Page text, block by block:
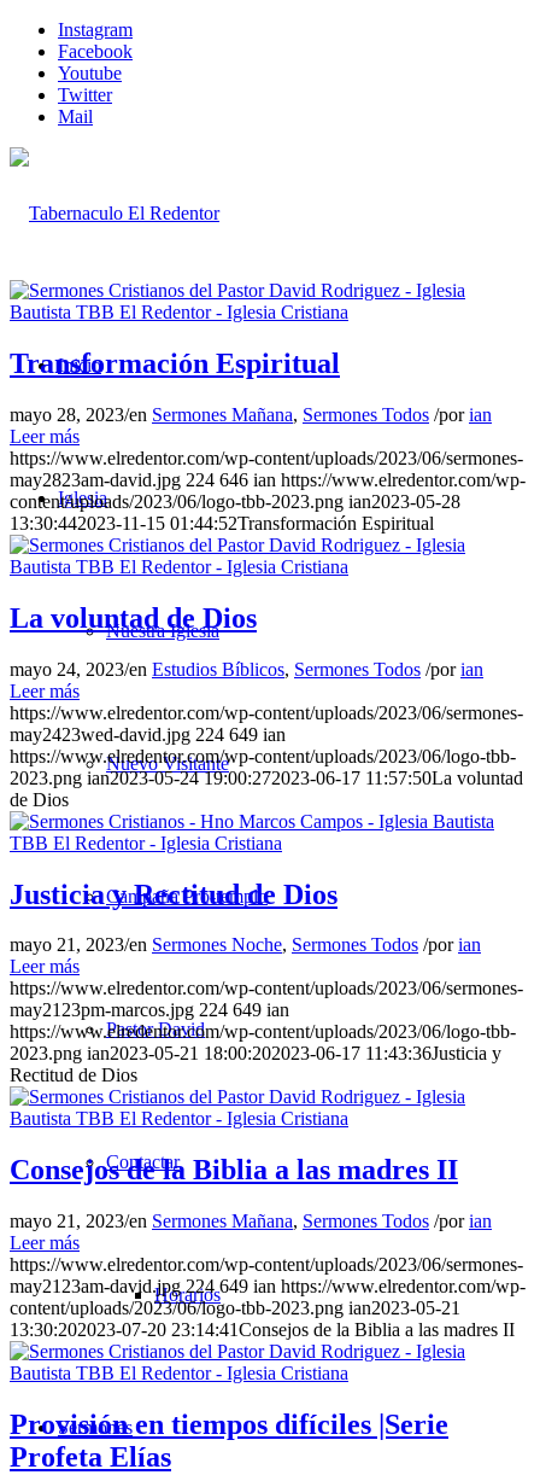
Instagram
Facebook
Youtube
Twitter
Mail
Inicio
Iglesia
Nuestra Iglesia
Nuevo Visitante
Campaña Pro-templo
Pastor David
Contactar
Horarios
Sermones
Transformación Espiritual
mayo 28, 2023/en Sermones Mañana, Sermones Todos /porian
Leer más
https://www.elredentor.com/wp-content/uploads/2023/06/sermones-
may2823am-david.jpg 224 646 ian https://www.elredentor.com/wp-
content/uploads/2023/06/logo-tbb-2023.png ian2023-05-28
13:30:442023-11-15 01:44:52Transformación Espiritual
La voluntad de Dios
mayo 24, 2023/en Estudios Bíblicos, Sermones Todos /porian
Leer más
https://www.elredentor.com/wp-content/uploads/2023/06/sermones-
may2423wed-david.jpg 224 649 ian
https://www.elredentor.com/wp-content/uploads/2023/06/logo-tbb-
2023.png ian2023-05-24 19:00:272023-06-17 11:57:50La voluntad
de Dios
Justicia y Rectitud de Dios
mayo 21, 2023/en Sermones Noche, Sermones Todos /porian
Leer más
https://www.elredentor.com/wp-content/uploads/2023/06/sermones-
may2123pm-marcos.jpg 224 649 ian
https://www.elredentor.com/wp-content/uploads/2023/06/logo-tbb-
2023.png ian2023-05-21 18:00:202023-06-17 11:43:36Justicia y
Rectitud de Dios
Consejos de la Biblia a las madres II
mayo 21, 2023/en Sermones Mañana, Sermones Todos /porian
Leer más
https://www.elredentor.com/wp-content/uploads/2023/06/sermones-
may2123am-david.jpg 224 649 ian https://www.elredentor.com/wp-
content/uploads/2023/06/logo-tbb-2023.png ian2023-05-21
13:30:202023-07-20 23:14:41Consejos de la Biblia a las madres II
Provisión en tiempos difíciles |Serie
Profeta Elías